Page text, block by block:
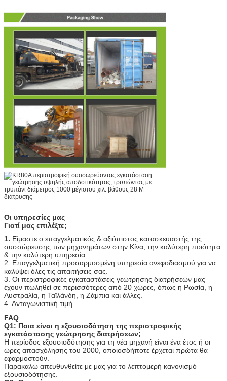
Οι υπηρεσίες μας
Γιατί μας επιλέξτε;
1. Είμαστε ο επαγγελματικός & αξιόπιστος κατασκευαστής της
συσσώρευσης των μηχανημάτων στην Κίνα, την καλύτερη ποιότητα
& την καλύτερη υπηρεσία.
2. Επαγγελματική προσαρμοσμένη υπηρεσία ανεφοδιασμού για να
καλύψει όλες τις απαιτήσεις σας.
3. Οι περιστροφικές εγκαταστάσεις γεώτρησης διατρήσεών μας
έχουν πωληθεί σε περισσότερες από 20 χώρες, όπως η Ρωσία, η
Αυστραλία, η Ταϊλάνδη, η Ζάμπια και άλλες.
4. Ανταγωνιστική τιμή.
FAQ
Q1: Ποια είναι η εξουσιοδότηση της περιστροφικής
εγκατάστασης γεώτρησης διατρήσεων;
Η περίοδος εξουσιοδότησης για τη νέα μηχανή είναι ένα έτος ή οι
ώρες απασχόλησης του 2000, οποιοσδήποτε έρχεται πρώτα θα
εφαρμοστούν.
Παρακαλώ απευθυνθείτε με μας για το λεπτομερή κανονισμό
εξουσιοδότησης.